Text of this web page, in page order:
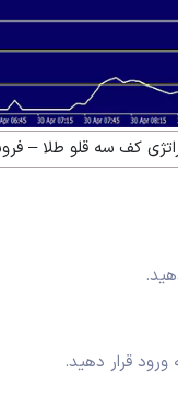
کف سه قلو طلا –
ورود قرار دهید.